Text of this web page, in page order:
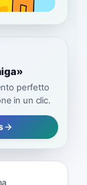
perfetto
in un clic.